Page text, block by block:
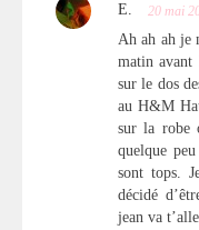
E. 20 mai
Ah ah ah je
matin
sur le dos
au H&M
sur la robe
quelque
sont tops.
décidé
jean va